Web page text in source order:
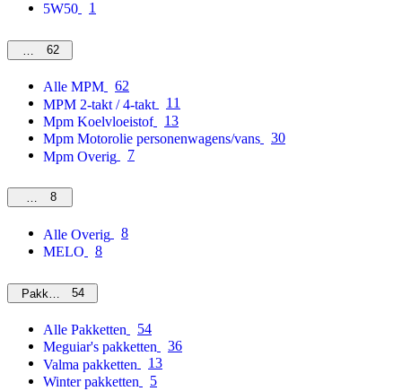
5W50 1
MPM62
Alle MPM
62
MPM 2-takt / 4-takt
11
Mpm Koelvloeistof
13
Mpm Motorolie personenwagens/vans
30
Mpm Overig
7
Overig
8
Alle Overig
8
MELO
8
Pakketten54
Alle Pakketten
54
Meguiar's pakketten
36
Valma pakketten
13
Winter pakketten
5